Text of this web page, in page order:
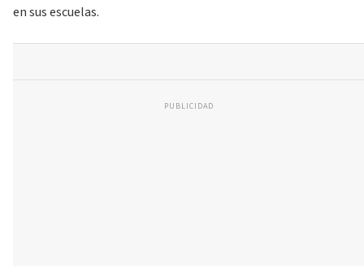
en sus escuelas.
PUBLICIDAD